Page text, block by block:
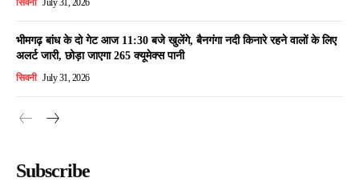
सिवनी July 31, 2026
भीमगढ़ बांध के दो गेट आज 11:30 बजे खुलेंगे, बैनगंगा नदी किनारे रहने वालों के लिए
अलर्ट जारी, छोड़ा जाएगा 265 क्यूमेक्स पानी
सिवनी July 31, 2026
Subscribe